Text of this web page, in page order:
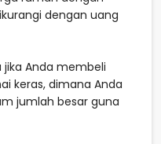
dengan uang
Anda membeli
keras, dimana Anda
jumlah besar guna